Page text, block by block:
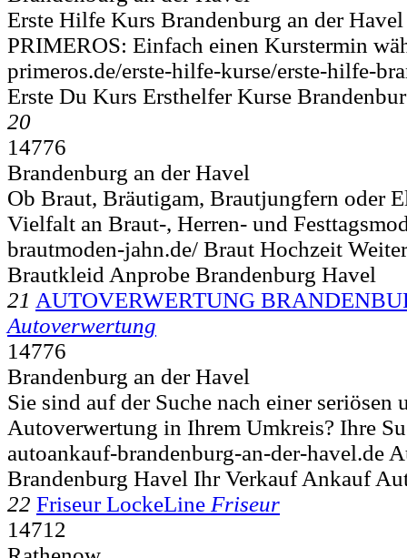
Erste Hilfe Kurs Brandenburg an der Havel
PRIMEROS: Einfach einen Kurstermin
primeros.de/erste-hilfe-kurse/erste-hilfe-
Erste Du Kurs Ersthelfer Kurse
20
14776
Brandenburg an der Havel
Ob Braut, Bräutigam, Brautjungfern oder
Vielfalt an Braut-, Herren- und
brautmoden-jahn.de/ Braut Hochzeit
Brautkleid Anprobe Brandenburg Havel
21 AUTOVERWERTUNG
Autoverwertung
14776
Brandenburg an der Havel
Sie sind auf der Suche nach einer seriösen
Autoverwertung in Ihrem Umkreis? Ihre
autoankauf-brandenburg-an-der-havel.de
Brandenburg Havel Ihr Verkauf Ankauf
22 Friseur LockeLine Friseur
14712